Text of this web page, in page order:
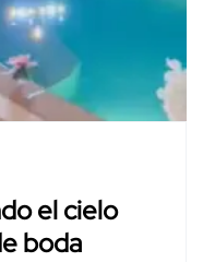
el cielo
boda